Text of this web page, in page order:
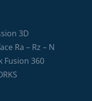
3D
Ra – Rz – N
Fusion 360